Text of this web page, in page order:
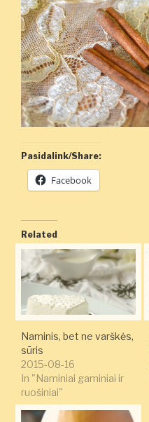
Pasidalink/Share:
Facebook
Related
Naminis, bet ne varškės,
sūris
2015-08-16
In "Naminiai gaminiai ir
ruošiniai"